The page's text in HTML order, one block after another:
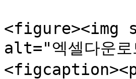
<figure><img
alt="엑셀다운